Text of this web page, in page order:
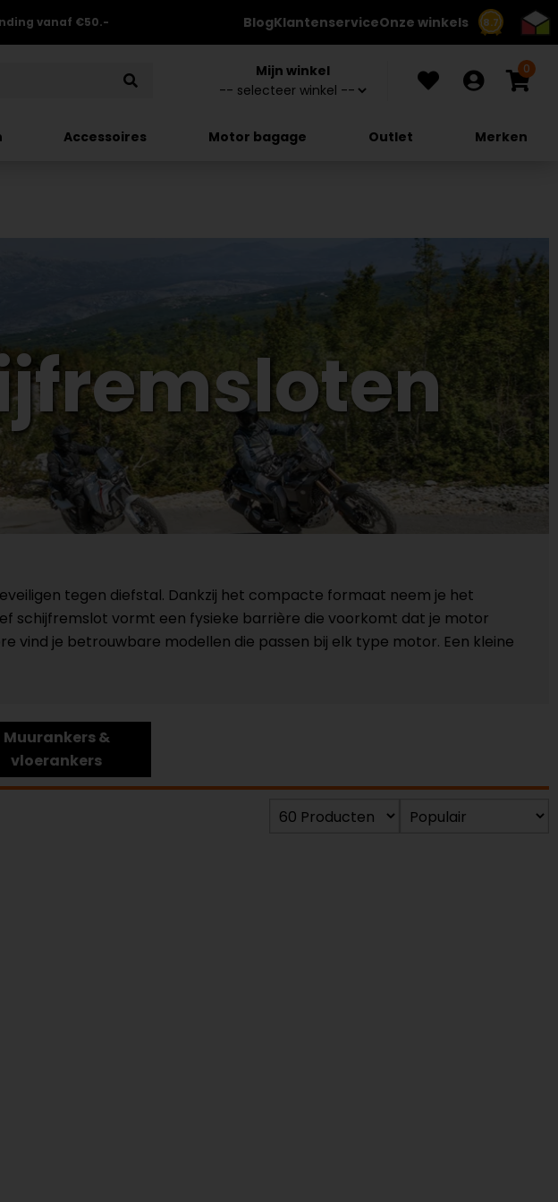
8.7
vanaf €50.- BlogKlantenserviceOnze winkels
Mijn winkel 0
Accessoires Motor bagage Outlet Merken
tegen diefstal. Dankzij het compacte formaat neem je het
schijfremslot vormt een fysieke barrière die voorkomt dat je motor
vind je betrouwbare modellen die passen bij elk type motor. Een kleine
Muurankers &
vloerankers